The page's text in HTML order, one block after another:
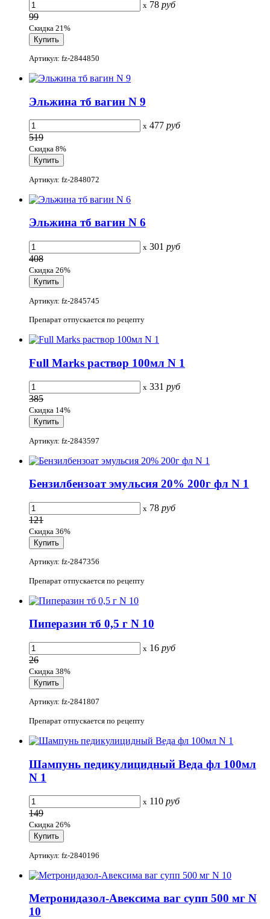
x 78 руб
99
Скидка 21%
Артикул: fz-2844850
Эльжина тб вагин N 9
x 477 руб
519
Скидка 8%
Артикул: fz-2848072
Эльжина тб вагин N 6
x 301 руб
408
Скидка 26%
Артикул: fz-2845745
Препарат отпускается по рецепту
Full Marks раствор 100мл N 1
x 331 руб
385
Скидка 14%
Артикул: fz-2843597
Бензилбензоат эмульсия 20% 200г фл N 1
x 78 руб
121
Скидка 36%
Артикул: fz-2847356
Препарат отпускается по рецепту
Пиперазин тб 0,5 г N 10
x 16 руб
26
Скидка 38%
Артикул: fz-2841807
Препарат отпускается по рецепту
Шампунь педикулицидный Веда фл 100мл
N 1
x 110 руб
149
Скидка 26%
Артикул: fz-2840196
Метронидазол-Авексима ваг супп 500 мг N
10